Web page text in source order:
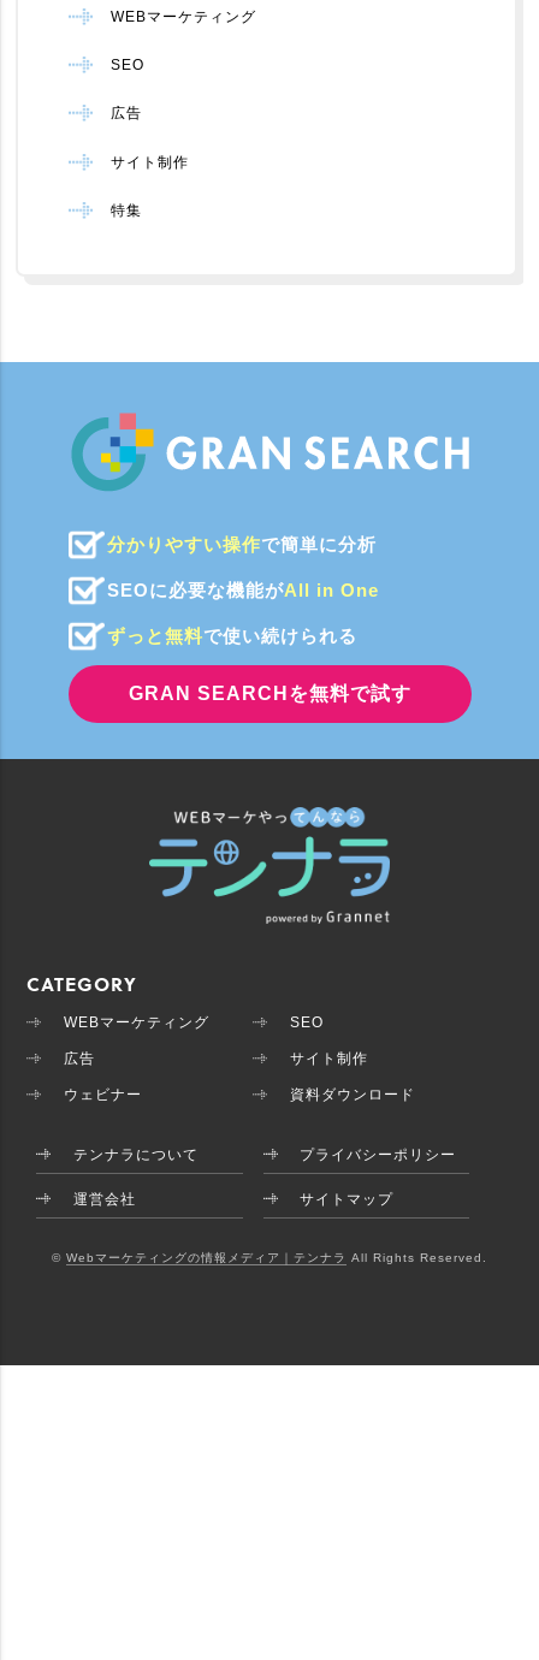
WEBマーケティング
SEO
広告
サイト制作
特集
分かりやすい操作で簡単に分析
SEOに必要な機能がAll in One
ずっと無料で使い続けられる
GRAN SEARCHを無料で試す
CATEGORY
WEBマーケティング SEO
広告 サイト制作
ウェビナー 資料ダウンロード
テンナラについて プライバシーポリシー
運営会社 サイトマップ
© Webマーケティングの情報メディア｜テンナラ All Rights Reserved.